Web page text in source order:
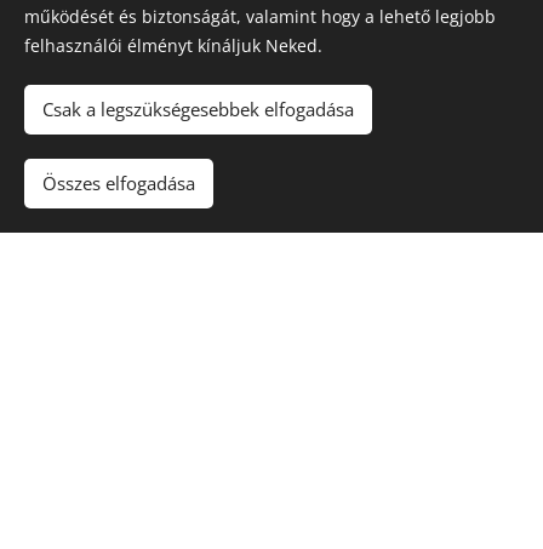
működését és biztonságát, valamint hogy a lehető legjobb
felhasználói élményt kínáljuk Neked.
Csak a legszükségesebbek elfogadása
Összes elfogadása